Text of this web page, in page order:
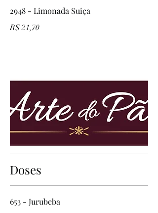
2948 - Limonada Suiça
R$ 21,70
Doses
653 - Jurubeba